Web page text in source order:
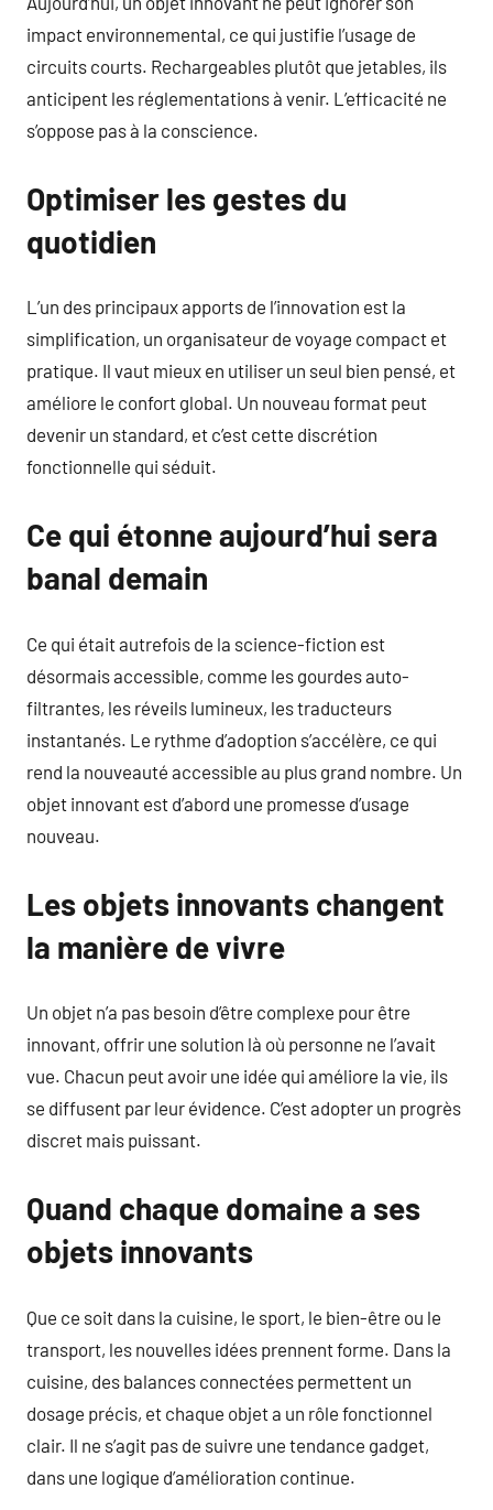
impact environnemental, ce qui justifie l’usage de
circuits courts. Rechargeables plutôt que jetables, ils
anticipent les réglementations à venir. L’efficacité ne
s’oppose pas à la conscience.
Optimiser les gestes du
quotidien
L’un des principaux apports de l’innovation est la
simplification, un organisateur de voyage compact et
pratique. Il vaut mieux en utiliser un seul bien pensé, et
améliore le confort global. Un nouveau format peut
devenir un standard, et c’est cette discrétion
fonctionnelle qui séduit.
Ce qui étonne aujourd’hui sera
banal demain
Ce qui était autrefois de la science-fiction est
désormais accessible, comme les gourdes auto-
filtrantes, les réveils lumineux, les traducteurs
instantanés. Le rythme d’adoption s’accélère, ce qui
rend la nouveauté accessible au plus grand nombre. Un
objet innovant est d’abord une promesse d’usage
nouveau.
Les objets innovants changent
la manière de vivre
Un objet n’a pas besoin d’être complexe pour être
innovant, offrir une solution là où personne ne l’avait
vue. Chacun peut avoir une idée qui améliore la vie, ils
se diffusent par leur évidence. C’est adopter un progrès
discret mais puissant.
Quand chaque domaine a ses
objets innovants
Que ce soit dans la cuisine, le sport, le bien-être ou le
transport, les nouvelles idées prennent forme. Dans la
cuisine, des balances connectées permettent un
dosage précis, et chaque objet a un rôle fonctionnel
clair. Il ne s’agit pas de suivre une tendance gadget,
dans une logique d’amélioration continue.